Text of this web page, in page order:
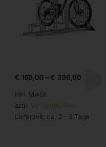
€ 168,00 – € 396,00
inkl. MwSt.
zzgl. Versandkosten
Lieferzeit: ca. 2 - 3 Tage